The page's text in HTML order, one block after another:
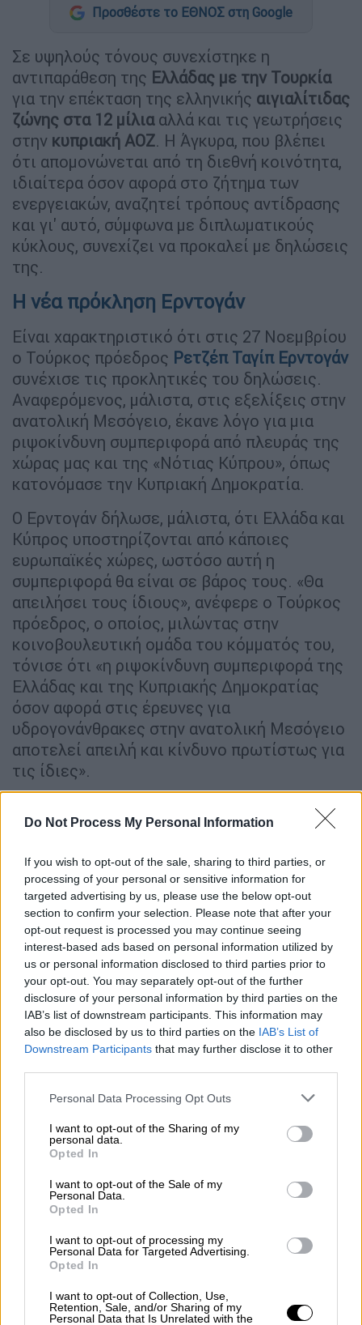
Do Not Process My Personal Information
If you wish to opt-out of the sale, sharing to third parties, or
processing of your personal or sensitive information for
targeted advertising by us, please use the below opt-out
section to confirm your selection. Please note that after your
opt-out request is processed you may continue seeing
interest-based ads based on personal information utilized by
us or personal information disclosed to third parties prior to
your opt-out. You may separately opt-out of the further
disclosure of your personal information by third parties on the
IAB’s list of downstream participants. This information may
also be disclosed by us to third parties on the IAB’s List of
Downstream Participants that may further disclose it to other
Please note that this website/app uses one or more Google
not limited to your visit or usage behaviour. You may click to
grant or deny consent to Google and its third-party tags to
use your data for below specified purposes in below Google
consent section.
Personal Data Processing Opt Outs
I want to opt-out of the Sharing of my
personal data.
Opted In
I want to opt-out of the Sale of my
Personal Data.
Opted In
I want to opt-out of processing my
Personal Data for Targeted Advertising.
Opted In
I want to opt-out of Collection, Use,
Retention, Sale, and/or Sharing of my
Personal Data that Is Unrelated with the
Προσθέστε το ΕΘΝΟΣ στη Google
Σε υψηλούς τόνους συνεχίστηκε η
αντιπαράθεση της Ελλάδας με την Τουρκία
για την επέκταση της ελληνικής αιγιαλίτιδας
ζώνης στα 12 μίλιααλλά και τις γεωτρήσεις
στην κυπριακή ΑΟΖ. Η Άγκυρα, που βλέπει
ότι απομονώνεται από τη διεθνή κοινότητα,
ιδιαίτερα όσον αφορά στο ζήτημα των
ενεργειακών, αναζητεί τρόπους αντίδρασης
και γι' αυτό, σύμφωνα με διπλωματικούς
κύκλους, συνεχίζει να προκαλεί με δηλώσεις
της.
Η νέα πρόκληση Ερντογάν
Είναι χαρακτηριστικό ότι στις 27 Νοεμβρίου
ο Τούρκος πρόεδρος Ρετζέπ Ταγίπ Ερντογάν
συνέχισε τις προκλητικές του δηλώσεις.
Αναφερόμενος, μάλιστα, στις εξελίξεις στην
ανατολική Μεσόγειο, έκανε λόγο για μια
ριψοκίνδυνη συμπεριφορά από πλευράς της
χώρας μας και της «Νότιας Κύπρου», όπως
κατονόμασε την Κυπριακή Δημοκρατία.
Ο Ερντογάν δήλωσε, μάλιστα, ότι Ελλάδα και
Κύπρος υποστηρίζονται από κάποιες
ευρωπαϊκές χώρες, ωστόσο αυτή η
συμπεριφορά θα είναι σε βάρος τους. «Θα
απειλήσει τους ίδιους», ανέφερε ο Τούρκος
πρόεδρος, ο οποίος, μιλώντας στην
κοινοβουλευτική ομάδα του κόμματός του,
τόνισε ότι «η ριψοκίνδυνη συμπεριφορά της
Ελλάδας και της Κυπριακής Δημοκρατίας
όσον αφορά στις έρευνες για
υδρογονάνθρακες στην ανατολική Μεσόγειο
αποτελεί απειλή και κίνδυνο πρωτίστως για
τις ίδιες».
Ο Τούρκος πρόεδρος αναφέρθηκε και στο
Διεθνές Δίκαιο (όπως το αντιλαμβάνεται και
Τουρκία θα χρησιμοποιήσει πλήρως τα
δικαιώματά της, που απορρέουν από αυτό σε
διαφορές για το Αιγαίο και το Κυπριακό.
Σχολίασε ακόμη ότι «η Τουρκία δεν θα κάνει
την ελάχιστη υποχώρηση από τις θέσεις της
στην ανατολική Μεσόγειο ή οποιαδήποτε
άλλη περιοχή. Θα υπερασπιστούμε τα
δικαιώματά μας μέχρι τέλους». Διαμήνυσε,
μάλιστα, προς πάσα κατεύθυνση ότι η
Τουρκία δεν θα ανεχθεί τυχόν επέκταση της
ελληνικής αιγιαλίτιδας ζώνης στα 12
ναυτικά μίλια στο Αιγαίο.
Η απάντηση της Αθήνας
Ερντογάν, η ελληνική πλευρά δεν άργησε να
απαντήσει. «Οι τουρκικές προκλήσεις
υπονομεύουν τη σταθερότητα της περιοχής
σε μια κρίσιμη συγκυρία, καταδεικνύοντας
την ένδεια νομικών επιχειρημάτων της
Τουρκίας» επισημαίνεται σε ανακοίνωση του
υπουργείου Εξωτερικών, που εκδόθηκε